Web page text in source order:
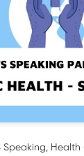
Speaking,